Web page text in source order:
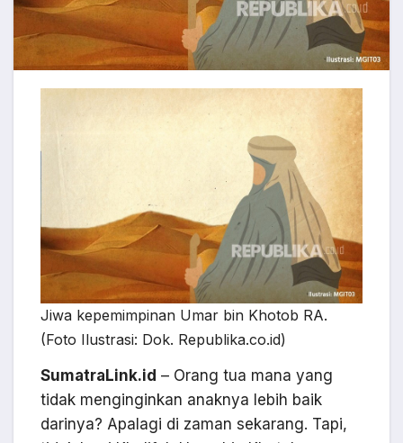
Jiwa kepemimpinan Umar bin Khotob RA.
(Foto Ilustrasi: Dok. Republika.co.id)
SumatraLink.id – Orang tua mana yang
tidak menginginkan anaknya lebih baik
darinya? Apalagi di zaman sekarang. Tapi,